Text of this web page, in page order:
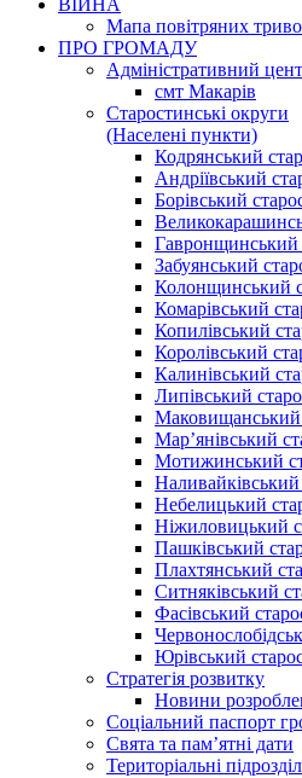
ВІЙНА
Мапа повітряних
ПРО ГРОМАДУ
Aдміністративний
смт Макарів
Старостинські округи
(Населені пункти)
Кодрянський
Андріївський
Борівський
Гавронщинський
Забуянський
Колонщинський
Комарівський
Копилівський
Королівський
Калинівський
Липівський
Маковищанський
Мар’янівський
Мотижинський
Небелицький
Ніжиловицький
Пашківський
Плахтянський
Ситняківський
Фасівський
Юрівський
Стратегія розвитку
Новини
Соціальний паспорт
Свята та пам’ятні дати
Територіальні